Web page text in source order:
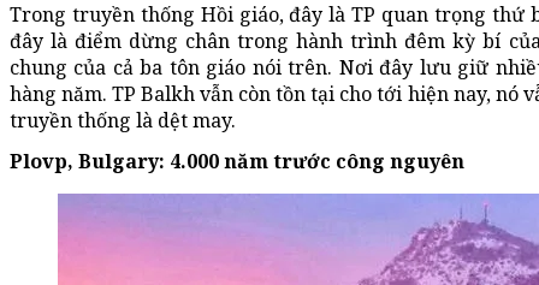
Trong truyền thống Hồi giáo, đây là TP quan trọng thứ
đây là điểm dừng chân trong hành trình đêm kỳ bí
chung của cả ba tôn giáo nói trên. Nơi đây lưu giữ
hàng năm. TP Balkh vẫn còn tồn tại cho tới hiện nay,
truyền thống là dệt may.
Plovp, Bulgary: 4.000 năm trước công nguyên